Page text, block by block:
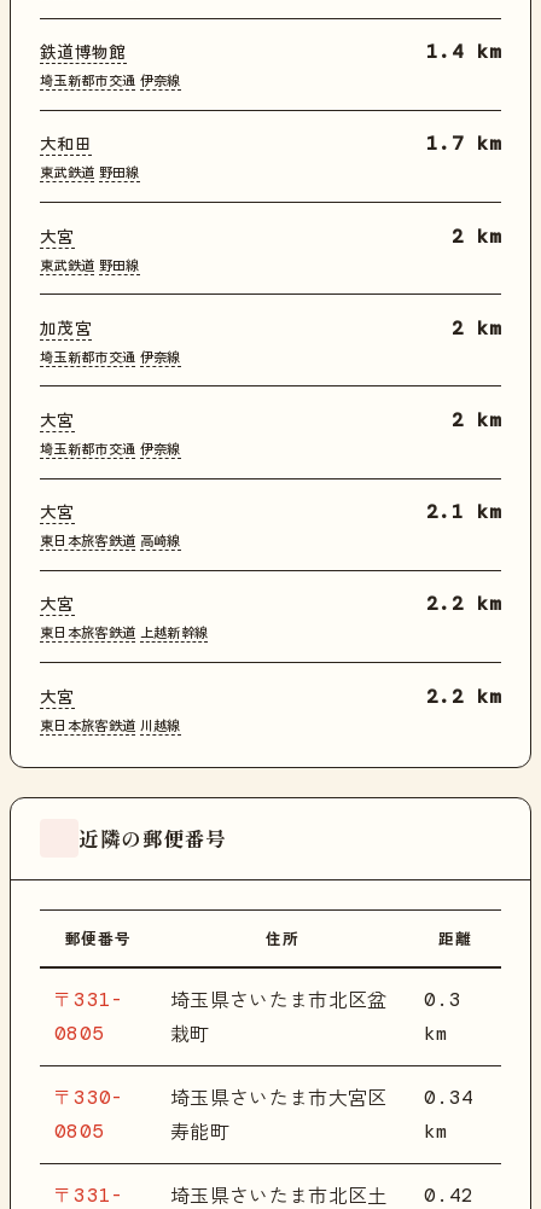
鉄道博物館
埼玉新都市交通 伊奈線
1.4 km
大和田
東武鉄道 野田線
1.7 km
大宮
東武鉄道 野田線
2 km
加茂宮
埼玉新都市交通 伊奈線
2 km
大宮
埼玉新都市交通 伊奈線
2 km
大宮
東日本旅客鉄道 高崎線
2.1 km
大宮
東日本旅客鉄道 上越新幹線
2.2 km
大宮
東日本旅客鉄道 川越線
2.2 km
近隣の郵便番号
郵便番号 住所 距離
〒331-
0805
埼玉県さいたま市北区盆
栽町
0.3
km
〒330-
0805
埼玉県さいたま市大宮区
寿能町
0.34
km
〒331- 埼玉県さいたま市北区土 0.42